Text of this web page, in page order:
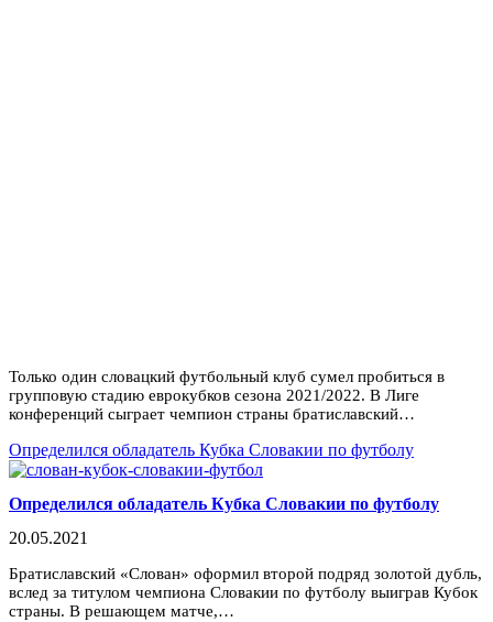
Только один словацкий футбольный клуб сумел пробиться в
групповую стадию еврокубков сезона 2021/2022. В Лиге
конференций сыграет чемпион страны братиславский…
Определился обладатель Кубка Словакии по футболу
Определился обладатель Кубка Словакии по футболу
20.05.2021
Братиславский «Слован» оформил второй подряд золотой дубль,
вслед за титулом чемпиона Словакии по футболу выиграв Кубок
страны. В решающем матче,…